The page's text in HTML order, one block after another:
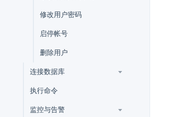
修改用户密码
启停帐号
删除用户
连接数据库
执行命令
监控与告警